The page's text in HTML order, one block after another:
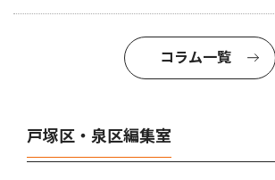
コラム一覧
戸塚区・泉区編集室